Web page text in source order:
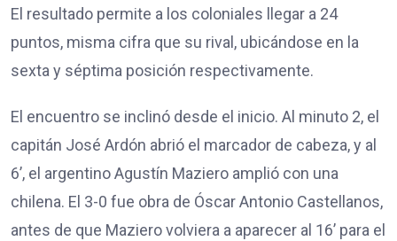
El resultado permite a los coloniales llegar a 24
puntos, misma cifra que su rival, ubicándose en la
sexta y séptima posición respectivamente.
El encuentro se inclinó desde el inicio. Al minuto 2, el
capitán José Ardón abrió el marcador de cabeza, y al
6’, el argentino Agustín Maziero amplió con una
chilena. El 3-0 fue obra de Óscar Antonio Castellanos,
antes de que Maziero volviera a aparecer al 16’ para el